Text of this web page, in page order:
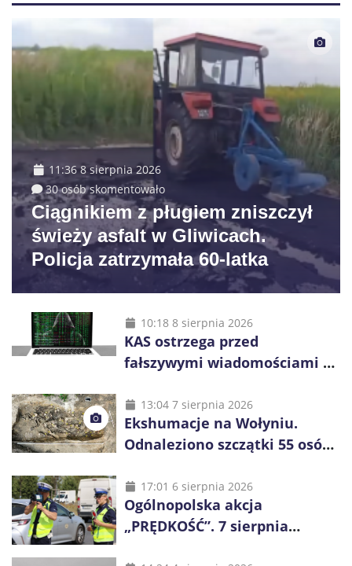
11:36 8 sierpnia 2026
30 osób skomentowało
Ciągnikiem z pługiem zniszczył
świeży asfalt w Gliwicach.
Policja zatrzymała 60-latka
10:18 8 sierpnia 2026
KAS ostrzega przed
fałszywymi wiadomościami o
48 godzin
13:04 7 sierpnia 2026
Ekshumacje na Wołyniu.
Odnaleziono szczątki 55 osób,
17:01 6 sierpnia 2026
Ogólnopolska akcja
„PRĘDKOŚĆ”. 7 sierpnia